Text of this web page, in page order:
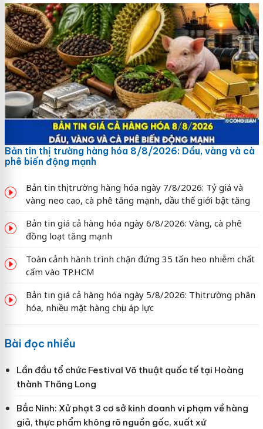
Bản tin thị trường hàng hóa 8/8/2026: Dầu, vàng và cà
phê biến động mạnh
Bản tin thị trường hàng hóa ngày 7/8/2026: Tỷ giá và
vàng neo cao, cà phê tăng mạnh, dầu thế giới bật tăng
Bản tin giá cả hàng hóa ngày 6/8/2026: Vàng, cà phê
đồng loạt tăng mạnh
Toàn cảnh hành trình chặn đứng 35 tấn heo nhiễm chất
cấm vào TP.HCM
Bản tin giá cả hàng hóa ngày 5/8/2026: Thị trường phân
hóa, nhiều mặt hàng chịu áp lực
Bài đọc nhiều
Lần đầu tổ chức Festival Võ thuật quốc tế tại Hoàng
thành Thăng Long
Bắc Ninh: Xử phạt 3 cơ sở kinh doanh vi phạm về hàng
giả, thực phẩm không rõ nguồn gốc, xuất xứ